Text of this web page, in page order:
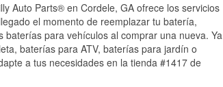
Auto Parts® en Cordele, GA ofrece los servicios
el momento de reemplazar tu batería,
para vehículos al comprar una nueva. Ya
baterías para ATV, baterías para jardín o
a tus necesidades en la tienda #1417 de